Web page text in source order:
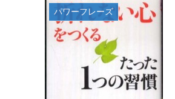
パワーフレーズ